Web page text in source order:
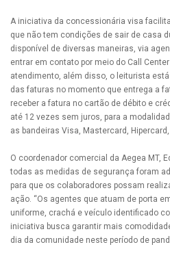
A iniciativa da concessionária visa
que não tem condições de sair de casa
disponível de diversas maneiras, via
entrar em contato por meio do Call
atendimento, além disso, o leiturista
das faturas no momento que entrega a
receber a fatura no cartão de débito e
até 12 vezes sem juros, para a
as bandeiras Visa, Mastercard,
O coordenador comercial da Aegea MT,
todas as medidas de segurança foram
para que os colaboradores possam
ação. “Os agentes que atuam de porta
uniforme, crachá e veículo identificado
iniciativa busca garantir mais
dia da comunidade neste período de